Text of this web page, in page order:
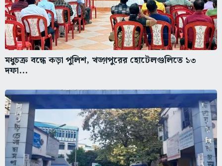
মধুচক্র বন্ধে কড়া পুলিশ, খড়্গপুরের হোটেলগুলিতে ১৩
দফা...